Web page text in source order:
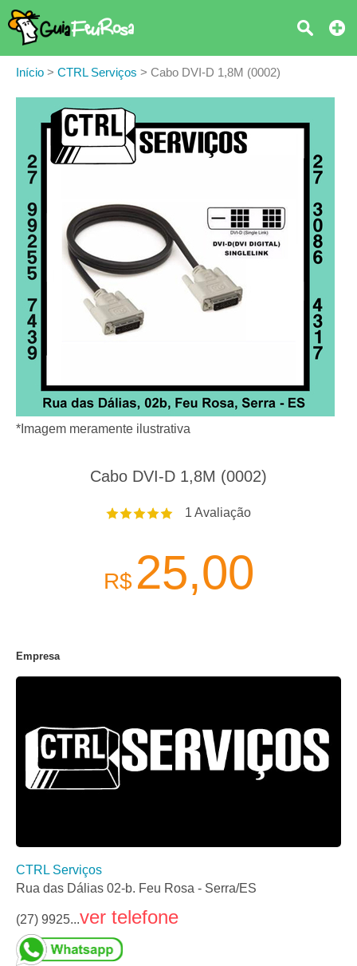
Início > CTRL Serviços > Cabo DVI-D 1,8M (0002)
*Imagem meramente ilustrativa
Cabo DVI-D 1,8M (0002)
1 Avaliação
R$ 25,00
Empresa
CTRL Serviços
Rua das Dálias 02-b. Feu Rosa - Serra/ES
(27) 9925...ver telefone